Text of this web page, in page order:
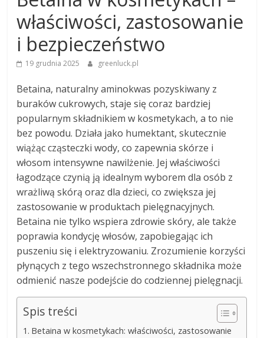
właściwości, zastosowanie
i bezpieczeństwo
19 grudnia 2025 greenluck.pl
Betaina, naturalny aminokwas pozyskiwany z
buraków cukrowych, staje się coraz bardziej
popularnym składnikiem w kosmetykach, a to nie
bez powodu. Działa jako humektant, skutecznie
wiążąc cząsteczki wody, co zapewnia skórze i
włosom intensywne nawilżenie. Jej właściwości
łagodzące czynią ją idealnym wyborem dla osób z
wrażliwą skórą oraz dla dzieci, co zwiększa jej
zastosowanie w produktach pielęgnacyjnych.
Betaina nie tylko wspiera zdrowie skóry, ale także
poprawia kondycję włosów, zapobiegając ich
puszeniu się i elektryzowaniu. Zrozumienie korzyści
płynących z tego wszechstronnego składnika może
odmienić nasze podejście do codziennej pielęgnacji.
Spis treści
Betaina w kosmetykach: właściwości, zastosowanie